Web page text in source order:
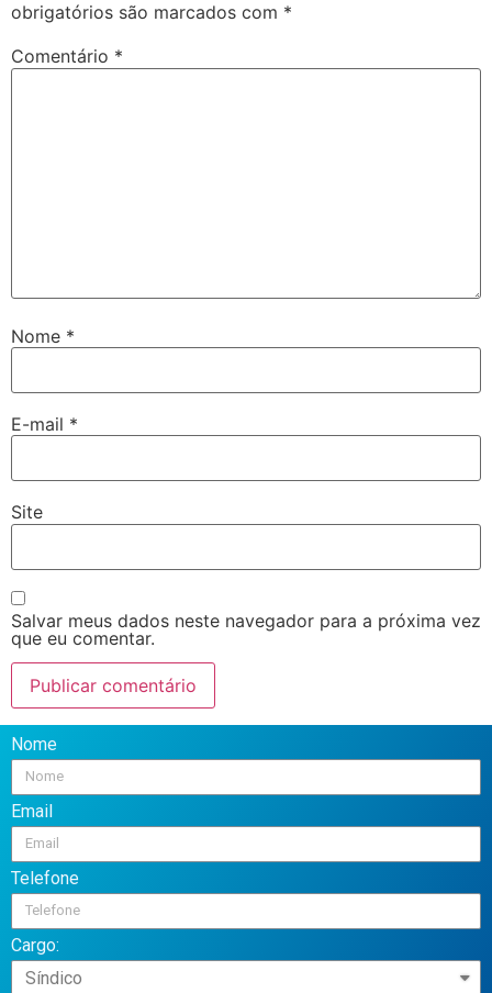
obrigatórios são marcados com *
Comentário *
Nome *
E-mail *
Site
Salvar meus dados neste navegador para a próxima vez
que eu comentar.
Nome
Email
Telefone
Cargo: